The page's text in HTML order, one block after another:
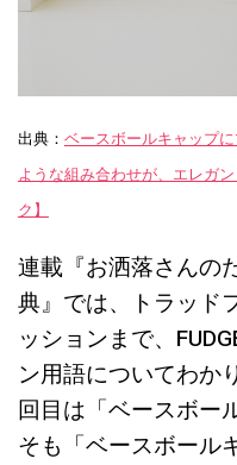
出典： ベースボールキャップ
ような組み合わせが、エレガ
ク】
連載『お洒落さんの
典』では、トラッド
ッションまで、
ン用語についてわか
回目は「ベースボー
そも「ベースボール